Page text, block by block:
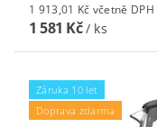
1 913,01 Kč včetně DPH
1 581 Kč/ ks
Záruka 10 let
Doprava zdarma